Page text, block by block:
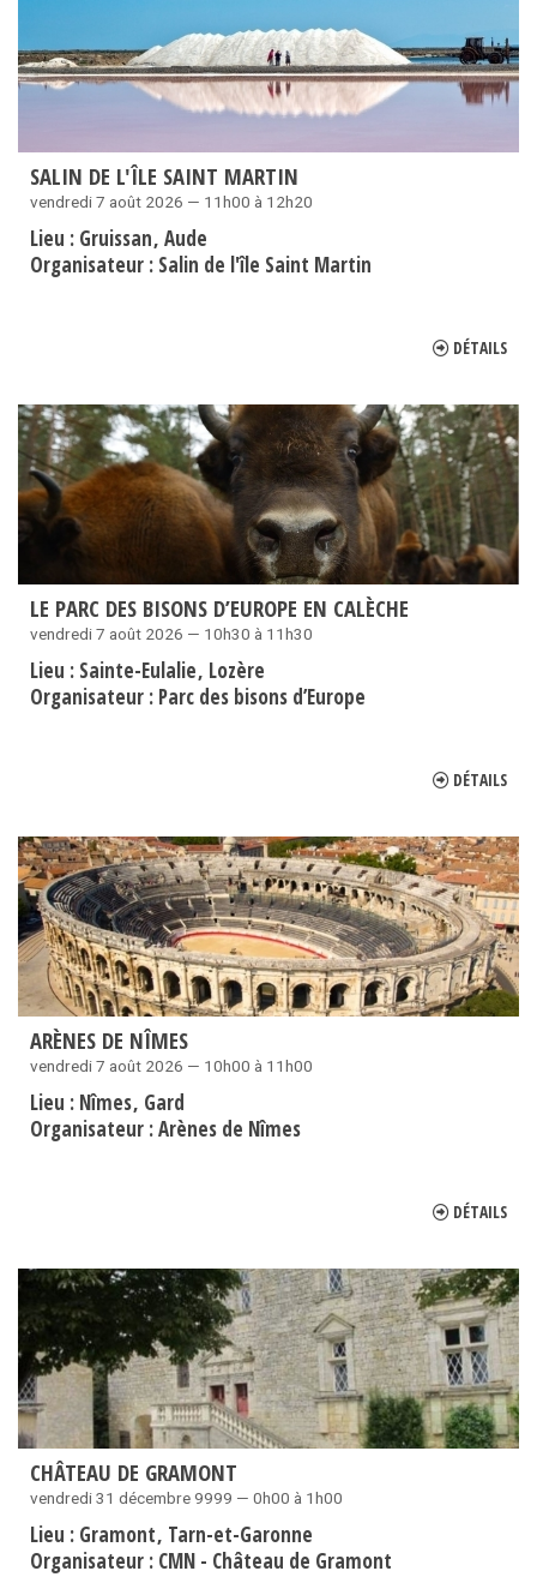
SALIN DE L'ÎLE SAINT MARTIN
vendredi 7 août 2026 — 11h00 à 12h20
Lieu : Gruissan Aude
Organisateur : Salin de l'île Saint Martin
DÉTAILS
LE PARC DES BISONS D’EUROPE EN CALÈCHE
vendredi 7 août 2026 — 10h30 à 11h30
Lieu : Sainte-Eulalie Lozère
Organisateur : Parc des bisons d’Europe
DÉTAILS
ARÈNES DE NÎMES
vendredi 7 août 2026 — 10h00 à 11h00
Lieu : Nîmes Gard
Organisateur :Arènes de Nîmes
DÉTAILS
CHÂTEAU DE GRAMONT
vendredi 31 décembre 9999 — 0h00 à 1h00
Lieu : Gramont Tarn-et-Garonne
Organisateur : CMN - Château de Gramont